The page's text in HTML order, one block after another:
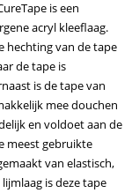
is een
acryl kleeflaag.
hechting van de tape
de tape is
is de tape van
mee douchen
en voldoet aan de
meest gebruikte
van elastisch,
is deze tape